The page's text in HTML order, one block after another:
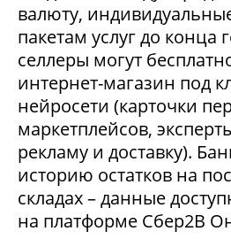
валюту,
пакетам услуг до конца
селлеры могут
интернет-магазин под
нейросети (карточки
маркетплейсов,
рекламу и доставку).
историю остатков на
складах – данные
на платформе Сбер2В